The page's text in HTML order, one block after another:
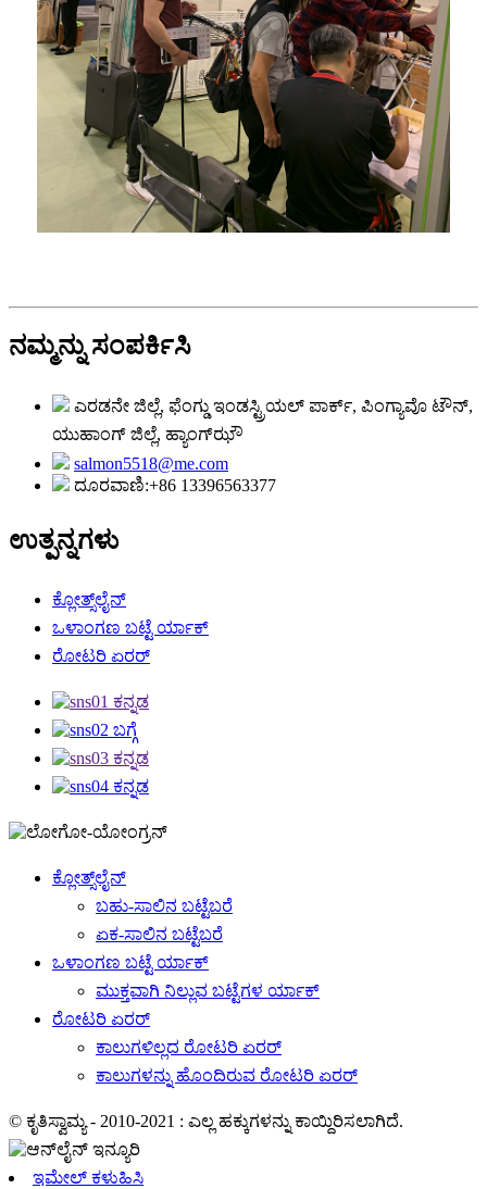
ನಮ್ಮನ್ನು ಸಂಪರ್ಕಿಸಿ
ಎರಡನೇ ಜಿಲ್ಲೆ, ಫೆಂಗ್ಡು ಇಂಡಸ್ಟ್ರಿಯಲ್ ಪಾರ್ಕ್, ಪಿಂಗ್ಯಾವೊ ಟೌನ್,
ಯುಹಾಂಗ್ ಜಿಲ್ಲೆ, ಹ್ಯಾಂಗ್‌ಝೌ
salmon5518@me.com
ದೂರವಾಣಿ:+86 13396563377
ಉತ್ಪನ್ನಗಳು
ಕ್ಲೋತ್ಸ್‌ಲೈನ್
ಒಳಾಂಗಣ ಬಟ್ಟೆ ರ್ಯಾಕ್
ರೋಟರಿ ಏರರ್
ಕ್ಲೋತ್ಸ್‌ಲೈನ್
ಬಹು-ಸಾಲಿನ ಬಟ್ಟೆಬರೆ
ಏಕ-ಸಾಲಿನ ಬಟ್ಟೆಬರೆ
ಒಳಾಂಗಣ ಬಟ್ಟೆ ರ್ಯಾಕ್
ಮುಕ್ತವಾಗಿ ನಿಲ್ಲುವ ಬಟ್ಟೆಗಳ ರ್ಯಾಕ್
ರೋಟರಿ ಏರರ್
ಕಾಲುಗಳಿಲ್ಲದ ರೋಟರಿ ಏರರ್
ಕಾಲುಗಳನ್ನು ಹೊಂದಿರುವ ರೋಟರಿ ಏರರ್
© ಕೃತಿಸ್ವಾಮ್ಯ - 2010-2021 : ಎಲ್ಲ ಹಕ್ಕುಗಳನ್ನು ಕಾಯ್ದಿರಿಸಲಾಗಿದೆ.
ಇಮೇಲ್ ಕಳುಹಿಸಿ